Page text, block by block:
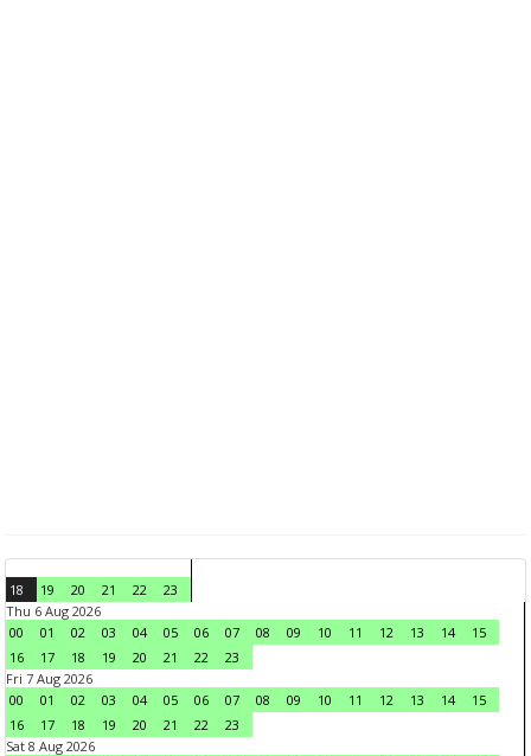
18 19 20 21 22
23
Thu 6 Aug 2026
00
01 02 03 04 05 06 07 08 09 10 11 12 13 14
15
16
17 18 19 20 21 22
23
Fri 7 Aug 2026
00
01 02 03 04 05 06 07 08 09 10 11 12 13 14
15
16
17 18 19 20 21 22
23
Sat 8 Aug 2026